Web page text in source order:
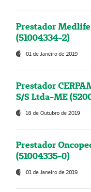
Prestador
(51004334-2)
01 de Janeiro de 2019
Prestador
S/S Ltda-ME
18 de Outubro de 2019
Prestador
(51004335-0)
01 de Janeiro de 2019